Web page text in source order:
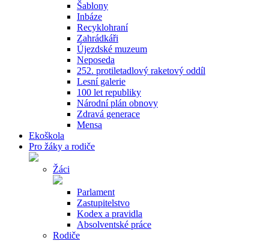
Šablony
Inbáze
Recyklohraní
Zahrádkáři
Újezdské muzeum
Neposeda
252. protiletadlový raketový oddíl
Lesní galerie
100 let republiky
Národní plán obnovy
Zdravá generace
Mensa
Ekoškola
Pro žáky a rodiče
Žáci
Parlament
Zastupitelstvo
Kodex a pravidla
Absolventské práce
Rodiče